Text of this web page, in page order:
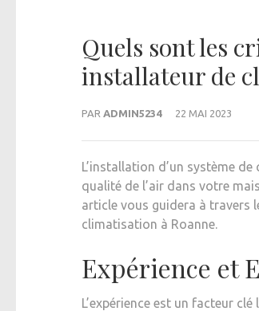
Quels sont les
installateur de
PAR ADMIN5234 22 MAI 2023
L’installation d’un système
qualité de l’air dans votre
article vous guidera à travers
climatisation à Roanne.
Expérience et
L’expérience est un facteur